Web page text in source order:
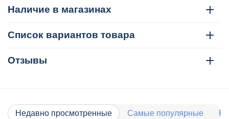
Наличие в магазинах
Список вариантов товара
Отзывы
Недавно просмотренные Самые популярные